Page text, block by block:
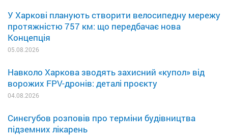
У Харкові планують створити велосипедну мережу
протяжністю 757 км: що передбачає нова
Концепція
05.08.2026
Навколо Харкова зводять захисний «купол» від
ворожих FPV-дронів: деталі проєкту
04.08.2026
Синєгубов розповів про терміни будівництва
підземних лікарень